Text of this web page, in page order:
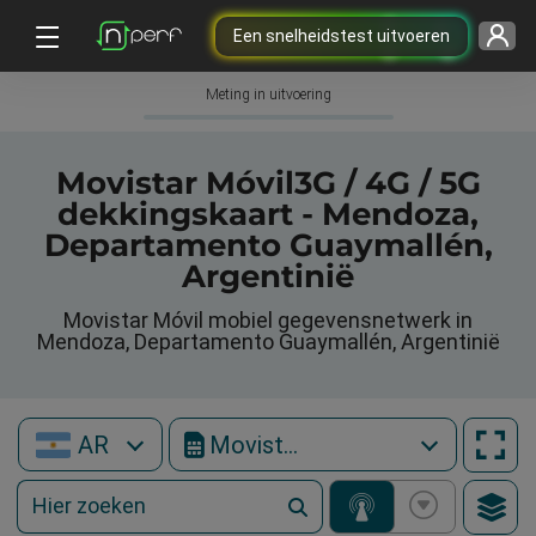
Een snelheidstest uitvoeren
Meting in uitvoering
Movistar Móvil3G / 4G / 5G
dekkingskaart - Mendoza,
Departamento Guaymallén,
Argentinië
Movistar Móvil mobiel gegevensnetwerk in
Mendoza, Departamento Guaymallén, Argentinië
AR Movistar Móvil